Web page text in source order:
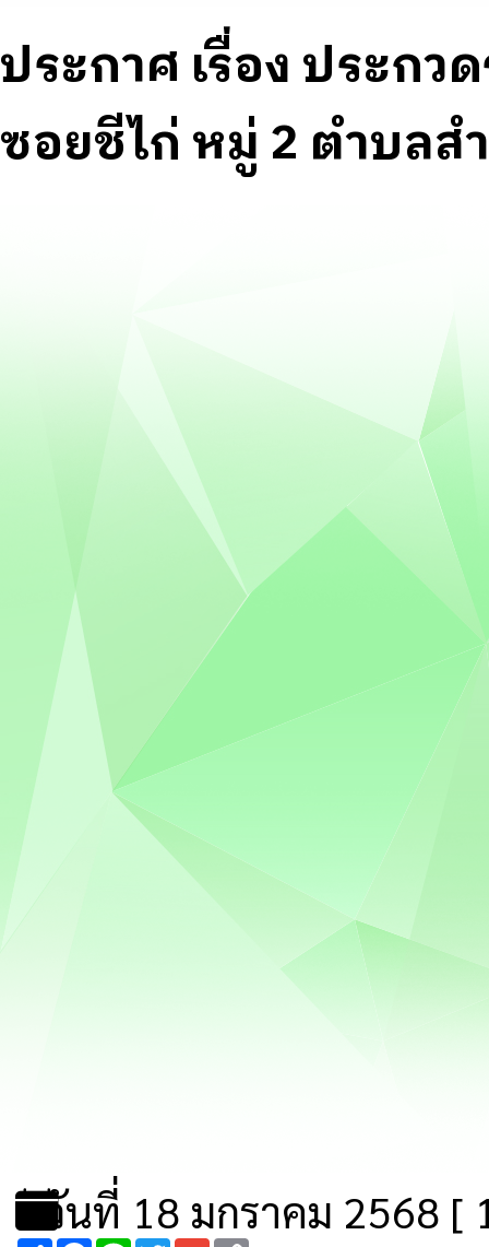
ประกาศ เรื่อง ประก
ซอยชีไก่ หมู่ 2 ตำบลส
วันที่ 18 มกราคม 2568 [